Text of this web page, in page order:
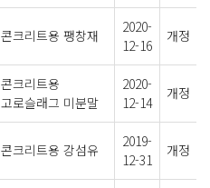
콘크리트용 팽창재
2020-
12-16
개정
콘크리트용
고로슬래그 미분말
2020-
12-14
개정
콘크리트용 강섬유
2019-
12-31
개정